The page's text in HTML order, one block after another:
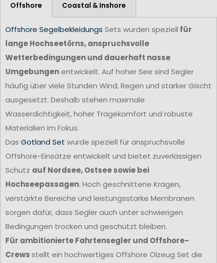
Offshore Coastal & Inshore
Offshore Segelbekleidungs Sets wurden speziell für
lange Hochseetörns, anspruchsvolle
Wetterbedingungen und dauerhaft nasse
Umgebungenentwickelt. Auf hoher See sind Segler
häufig über viele Stunden Wind, Regen und starker Gischt
ausgesetzt. Deshalb stehen maximale
Wasserdichtigkeit, hoher Tragekomfort und robuste
Materialien im Fokus.
Das Gotland Set wurde speziell für anspruchsvolle
Offshore-Einsätze entwickelt und bietet zuverlässigen
Schutz auf Nordsee, Ostsee sowie bei
Hochseepassagen. Hoch geschnittene Kragen,
verstärkte Bereiche und leistungsstarke Membranen
sorgen dafür, dass Segler auch unter schwierigen
Bedingungen trocken und geschützt bleiben.
Für ambitionierte Fahrtensegler und Offshore-
Crewsstellt ein hochwertiges Offshore Ölzeug Set die